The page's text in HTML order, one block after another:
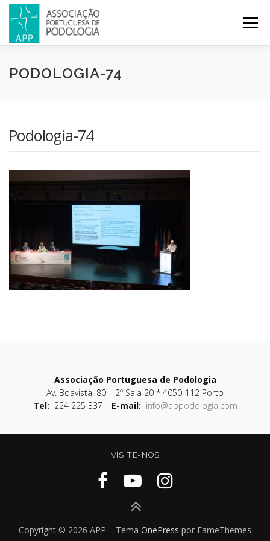
Menu
APP PODOLOGIA LICENCIATURA EM PODOLOGIA
PODOLOGIA-74
Podologia-74
Associação Portuguesa de Podologia
Av. Boavista, 80 – 2º Sala 20 * 4050-112 Porto
Tel: 224 225 337 | E-mail: info@appodologia.com
VISITE-NOS
Copyright © 2026 APP – Tema OnePress por FameThemes